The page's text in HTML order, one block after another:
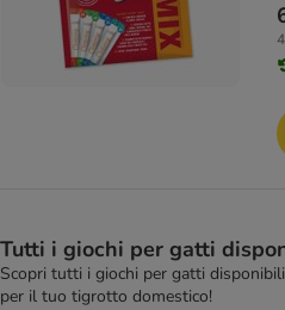
Tutti i giochi per gatti
Scopri tutti i giochi per gatti
per il tuo tigrotto domestico!